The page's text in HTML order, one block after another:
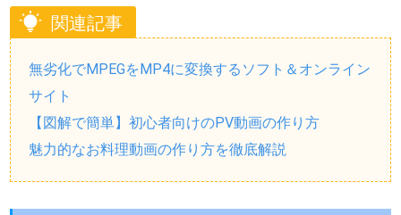
関連記事
無劣化でMPEGをMP4に変換するソフト＆オンライン
サイト
【図解で簡単】初心者向けのPV動画の作り方
魅力的なお料理動画の作り方を徹底解説